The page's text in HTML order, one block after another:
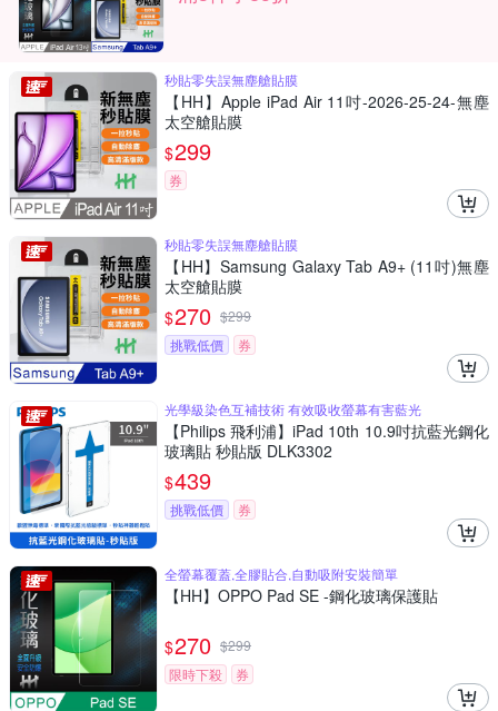
秒貼零失誤無塵艙貼膜
【HH】Apple iPad Air 11吋-2026-25-24-無塵
太空艙貼膜
$299
券
秒貼零失誤無塵艙貼膜
【HH】Samsung Galaxy Tab A9+ (11吋)無塵
太空艙貼膜
$270 $299
挑戰低價
券
光學級染色互補技術 有效吸收螢幕有害藍光
【Philips 飛利浦】iPad 10th 10.9吋抗藍光鋼化
玻璃貼 秒貼版 DLK3302
$439
挑戰低價 券
全螢幕覆蓋,全膠貼合,自動吸附安裝簡單
【HH】OPPO Pad SE -鋼化玻璃保護貼
$270 $299
限時下殺
券